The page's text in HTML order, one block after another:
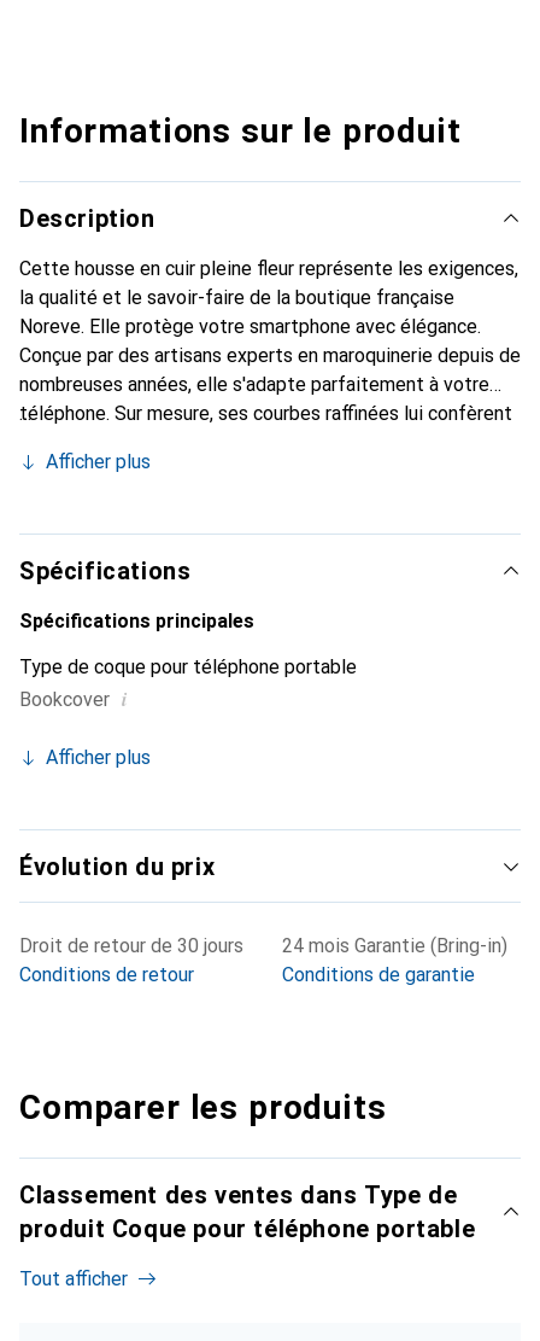
Informations sur le produit
Description
Cette housse en cuir pleine fleur représente les exigences,
la qualité et le savoir-faire de la boutique française
Noreve. Elle protège votre smartphone avec élégance.
Conçue par des artisans experts en maroquinerie depuis de
nombreuses années, elle s'adapte parfaitement à votre
téléphone. Sur mesure, ses courbes raffinées lui confèrent
et indispensable pour votre smartphone. Reconnaître
marque Noreve est un choix sûr pour une clientèle
exigeante.
Afficher plus
Spécifications
Spécifications principales
Type de coque pour téléphone portable
Bookcover i
Afficher plus
Évolution du prix
Droit de retour de 30 jours
Conditions de retour
24 mois Garantie (Bring-in)
Conditions de garantie
Comparer les produits
Classement des ventes dans Type de
produit Coque pour téléphone portable
Tout afficher